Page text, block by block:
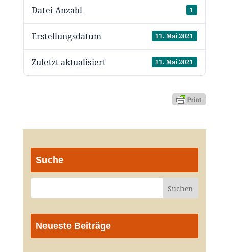
Datei-Anzahl 1
Erstellungsdatum 11. Mai 2021
Zuletzt aktualisiert 11. Mai 2021
Suche
Neueste Beiträge